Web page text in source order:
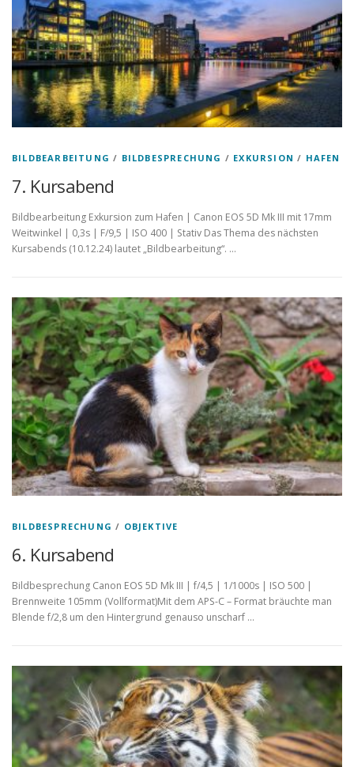
BILDBEARBEITUNG / BILDBESPRECHUNG / EXKURSION / HAFEN
7. Kursabend
Bildbearbeitung Exkursion zum Hafen | Canon EOS 5D Mk III mit 17mm
Weitwinkel | 0,3s | F/9,5 | ISO 400 | Stativ Das Thema des nächsten
Kursabends (10.12.24) lautet „Bildbearbeitung“. …
BILDBESPRECHUNG / OBJEKTIVE
6. Kursabend
Bildbesprechung Canon EOS 5D Mk III | f/4,5 | 1/1000s | ISO 500 |
Brennweite 105mm (Vollformat)Mit dem APS-C – Format bräuchte man
Blende f/2,8 um den Hintergrund genauso unscharf …